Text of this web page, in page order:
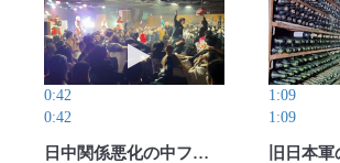
動画を再生 日中関係悪化
0:42
0:42
日中関係悪化の中ファン熱狂…でも今後は中止 日本アイドル上海公演
1:09
1:09